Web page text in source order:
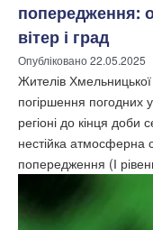
попередження:
вітер і град
Опубліковано22.05.2025
Жителів
погіршення погодних
регіоні до кінця доби
нестійка
попередження (І